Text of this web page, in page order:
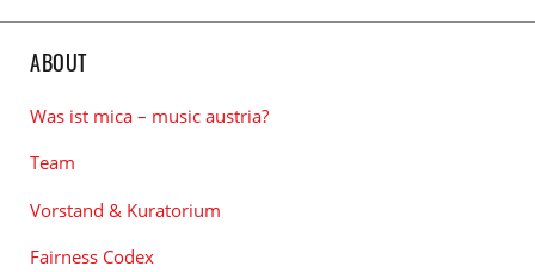
ABOUT
Was ist mica – music austria?
Team
Vorstand & Kuratorium
Fairness Codex